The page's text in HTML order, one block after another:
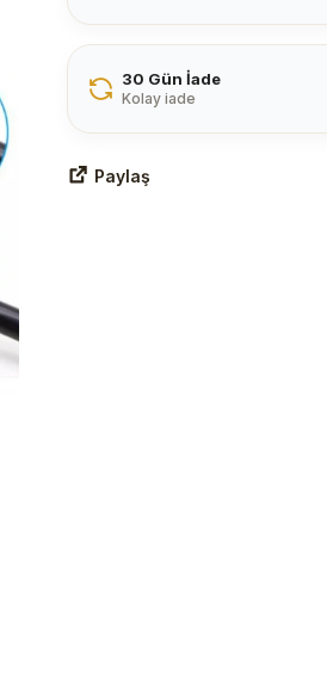
30 Gün İade
Kolay iade
Paylaş